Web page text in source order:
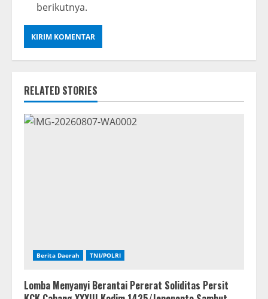
berikutnya.
RELATED STORIES
Berita Daerah TNI/POLRI
Lomba Menyanyi Berantai Pererat Soliditas Persit